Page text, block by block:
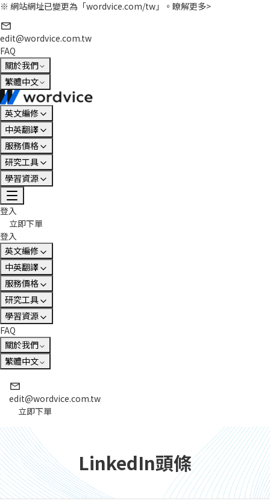
※ 網站網址已變更為「wordvice.com/tw」。 瞭解更多>
edit@wordvice.com.tw
FAQ
關於我們
繁體中文
英文編修
中英翻譯
服務價格
研究工具
學習資源
登入
立即下單
登入
英文編修
中英翻譯
服務價格
研究工具
學習資源
FAQ
關於我們
繁體中文
edit@wordvice.com.tw
立即下單
LinkedIn頭條